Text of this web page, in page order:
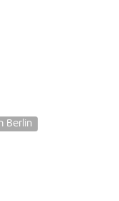
Berlin